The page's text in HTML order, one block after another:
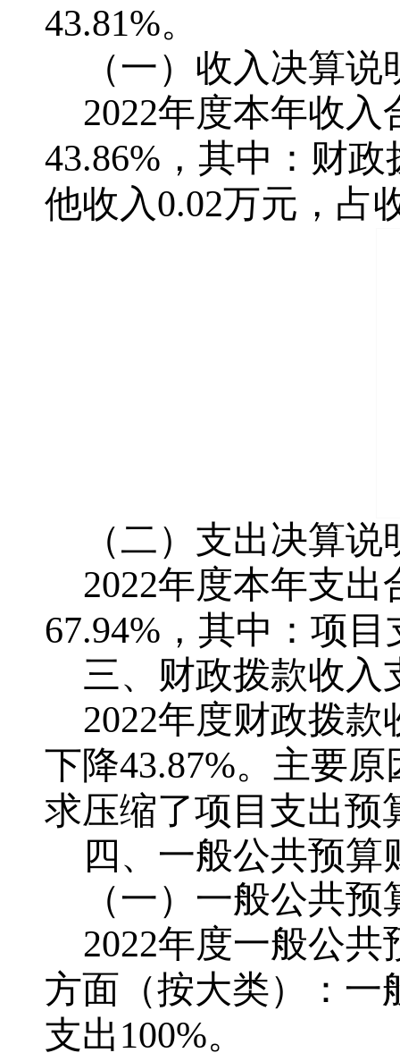
43.81%。
（一）收入决算说
2022年度本年收入
43.86%，其中：财
他收入0.02万元，占
（二）支出决算说
2022年度本年支出
67.94%，其中：项
三、财政拨款收入
2022年度财政拨
下降43.87%。主要
求压缩了项目支出预
四、一般公共预
（一）一般公共
2022年度一般公
方面（按大类）：一
支出100%。